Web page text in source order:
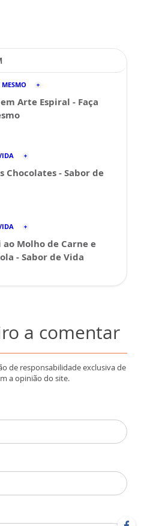
MESMO
Arte Espiral - Faça
Chocolates - Sabor de
ao Molho de Carne e
- Sabor de Vida
a comentar
de responsabilidade exclusiva de
a opinião do site.